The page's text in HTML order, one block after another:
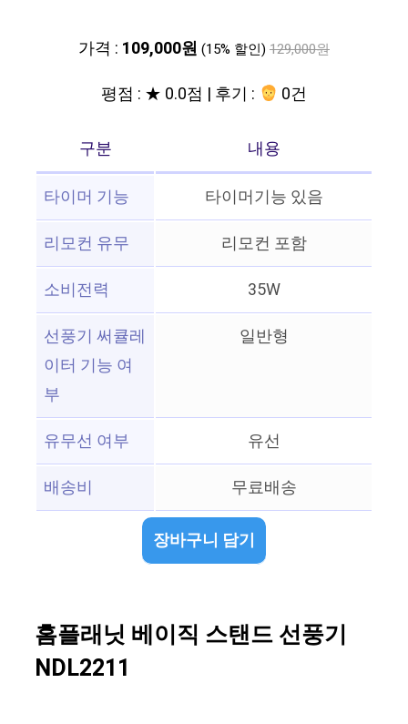
가격 : 109,000원 (15% 할인) 129,000원
평점 : ★ 0.0점 | 후기 : 0건
구분
내용
타이머 기능
타이머기능 있음
리모컨 유무
리모컨 포함
소비전력
35W
선풍기 써큘레
이터 기능 여
부
일반형
유무선 여부
유선
배송비
무료배송
장바구니 담기
홈플래닛 베이직 스탠드 선풍기
NDL2211